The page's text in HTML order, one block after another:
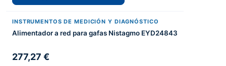
INSTRUMENTOS DE MEDICIÓN Y DIAGNÓSTICO
Alimentador a red para gafas Nistagmo EYD24843
277,27 €